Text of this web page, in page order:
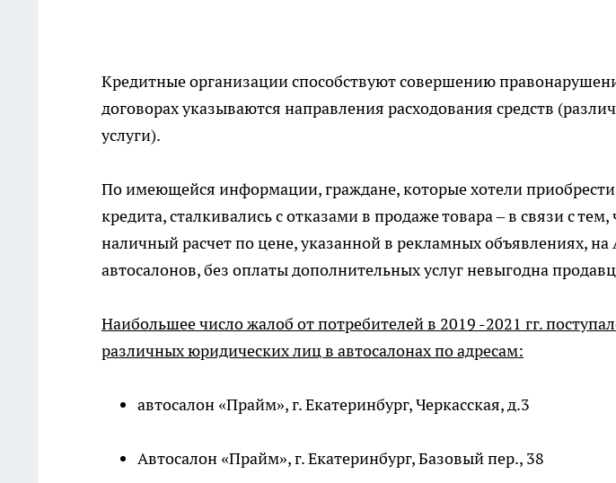
Кредитные организации способствуют совершению
договорах указываются направления расходования средств
услуги).
По имеющейся информации, граждане, которые хотели приобрести
кредита, сталкивались с отказами в продаже товара – в связи с
наличный расчет по цене, указанной в рекламных объявлениях, на
автосалонов, без оплаты дополнительных услуг невыгодна
Наибольшее число жалоб от потребителей в 2019 -2021 гг.
различных юридических лиц в автосалонах по адресам:
автосалон «Прайм», г. Екатеринбург, Черкасская, д.3
Автосалон «Прайм», г. Екатеринбург, Базовый пер., 38